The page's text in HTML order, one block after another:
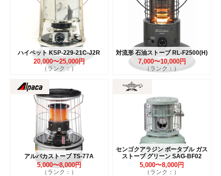
ハイペット KSP-229-21C-J2R
20,000〜25,000円
（ランク：）
対流形 石油ストーブ RL-F2500(H)
7,000〜10,000円
（ランク：）
アルパカストーブ TS-77A
5,000〜8,000円
（ランク：）
センゴクアラジン ポータブル ガス
ストーブ グリーン SAG-BF02
5,000〜8,000円
（ランク：）